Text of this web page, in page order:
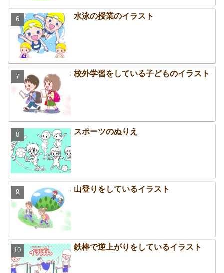
水泳の授業のイラスト
校外学習をしている子どものイラスト
スポーツのぬりえ
山登りをしているイラスト
鉄棒で逆上がりをしているイラスト